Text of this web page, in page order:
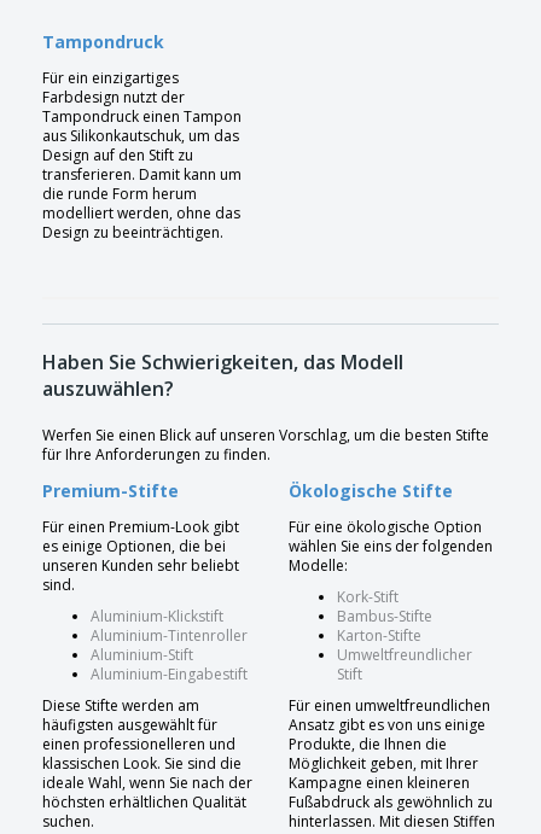
Tampondruck
Für ein einzigartiges
Farbdesign nutzt der
Tampondruck einen Tampon
aus Silikonkautschuk, um das
Design auf den Stift zu
transferieren. Damit kann um
die runde Form herum
modelliert werden, ohne das
Design zu beeinträchtigen.
Haben Sie Schwierigkeiten, das Modell
auszuwählen?
Werfen Sie einen Blick auf unseren Vorschlag, um die besten Stifte
für Ihre Anforderungen zu finden.
Premium-Stifte
Für einen Premium-Look gibt
es einige Optionen, die bei
unseren Kunden sehr beliebt
sind.
Aluminium-Klickstift
Aluminium-Tintenroller
Aluminium-Stift
Aluminium-Eingabestift
Diese Stifte werden am
häufigsten ausgewählt für
einen professionelleren und
klassischen Look. Sie sind die
ideale Wahl, wenn Sie nach der
höchsten erhältlichen Qualität
suchen.
Ökologische Stifte
Für eine ökologische Option
wählen Sie eins der folgenden
Modelle:
Kork-Stift
Bambus-Stifte
Karton-Stifte
Umweltfreundlicher
Stift
Für einen umweltfreundlichen
Ansatz gibt es von uns einige
Produkte, die Ihnen die
Möglichkeit geben, mit Ihrer
Kampagne einen kleineren
Fußabdruck als gewöhnlich zu
hinterlassen. Mit diesen Stiffen